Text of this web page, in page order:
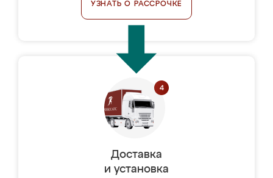
УЗНАТЬ О РАССРОЧКЕ
Доставка
и установка